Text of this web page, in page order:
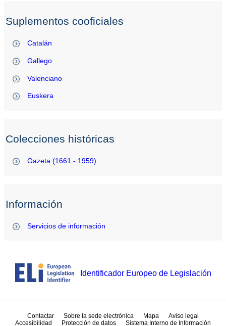
Suplementos cooficiales
Catalán
Gallego
Valenciano
Euskera
Colecciones históricas
Gazeta (1661 - 1959)
Información
Servicios de información
Identificador Europeo de Legislación
Contactar Sobre la sede electrónica Mapa
Aviso legal
Accesibilidad
Protección de datos Sistema Interno de Información